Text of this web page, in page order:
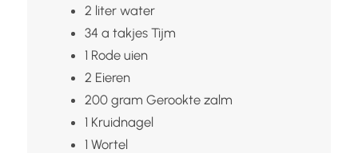
2 liter water
34 a takjes Tijm
1 Rode uien
2 Eieren
200 gram Gerookte zalm
1 Kruidnagel
1 Wortel